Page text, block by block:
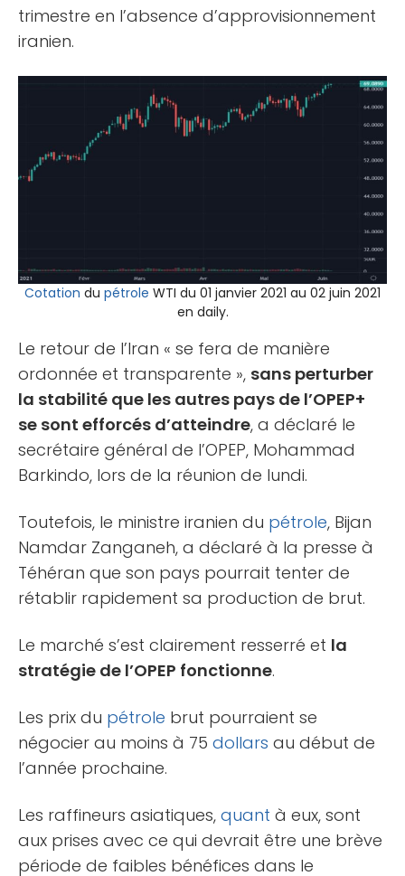
trimestre en l’absence d’approvisionnement
iranien.
Cotation du pétrole WTI du 01 janvier 2021 au 02 juin 2021
en daily.
Le retour de l’Iran « se fera de manière
ordonnée et transparente », sans perturber
la stabilité que les autres pays de l’OPEP+
se sont efforcés d’atteindre, a déclaré le
secrétaire général de l’OPEP, Mohammad
Barkindo, lors de la réunion de lundi.
Toutefois, le ministre iranien du pétrole, Bijan
Namdar Zanganeh, a déclaré à la presse à
Téhéran que son pays pourrait tenter de
rétablir rapidement sa production de brut.
Le marché s’est clairement resserré et la
stratégie de l’OPEP fonctionne.
Les prix du pétrole brut pourraient se
négocier au moins à 75 dollars au début de
l’année prochaine.
Les raffineurs asiatiques, quant à eux, sont
aux prises avec ce qui devrait être une brève
période de faibles bénéfices dans le